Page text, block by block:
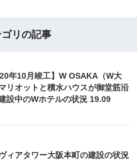
リの記事
年10月竣工】W OSAKA（W大
リオットと積水ハウスが御堂筋沿
設中のWホテルの状況 19.09
ィアタワー大阪本町の建設の状況